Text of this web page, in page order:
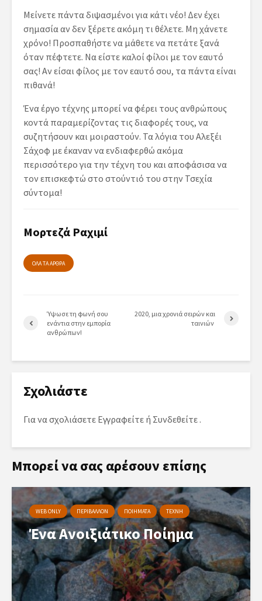
Μείνετε πάντα διψασμένοι για κάτι νέο! Δεν έχει
σημασία αν δεν ξέρετε ακόμη τι θέλετε. Μη χάνετε
χρόνο! Προσπαθήστε να μάθετε να πετάτε ξανά
όταν πέφτετε. Να είστε καλοί φίλοι με τον εαυτό
σας! Αν είσαι φίλος με τον εαυτό σου, τα πάντα είναι
πιθανά!
Ένα έργο τέχνης μπορεί να φέρει τους ανθρώπους
κοντά παραμερίζοντας τις διαφορές τους, να
συζητήσουν και μοιραστούν. Τα λόγια του Αλεξέι
Σάχοφ με έκαναν να ενδιαφερθώ ακόμα
περισσότερο για την τέχνη του και αποφάσισα να
τον επισκεφτώ στο στούντιό του στην Τσεχία
σύντομα!
Μορτεζά Ραχιμί
ΟΛΑ ΤΑ ΑΡΘΡΑ
Ύψωσε τη φωνή σου
ενάντια στην εμπορία
ανθρώπων!
2020, μια χρονιά σειρών και
ταινιών
Σχολιάστε
Για να σχολιάσετε Εγγραφείτε ή Συνδεθείτε .
Μπορεί να σας αρέσουν επίσης
WEB ONLY ΠΕΡΙΒΑΛΛΟΝ ΠΟΙΗΜΑΤΑ ΤΕΧΝΗ
Ένα Ανοιξιάτικο Ποίημα